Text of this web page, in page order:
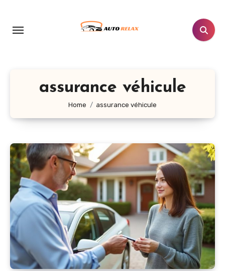
contenu
assurance véhicule
Home assurance véhicule